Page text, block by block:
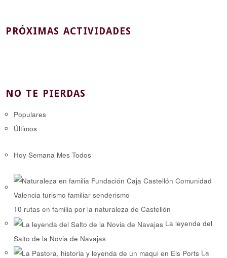
PRÓXIMAS ACTIVIDADES
NO TE PIERDAS
Populares
Últimos
Hoy Semana Mes Todos
10 rutas en familia por la naturaleza de Castellón
La leyenda del
Salto de la Novia de Navajas
La